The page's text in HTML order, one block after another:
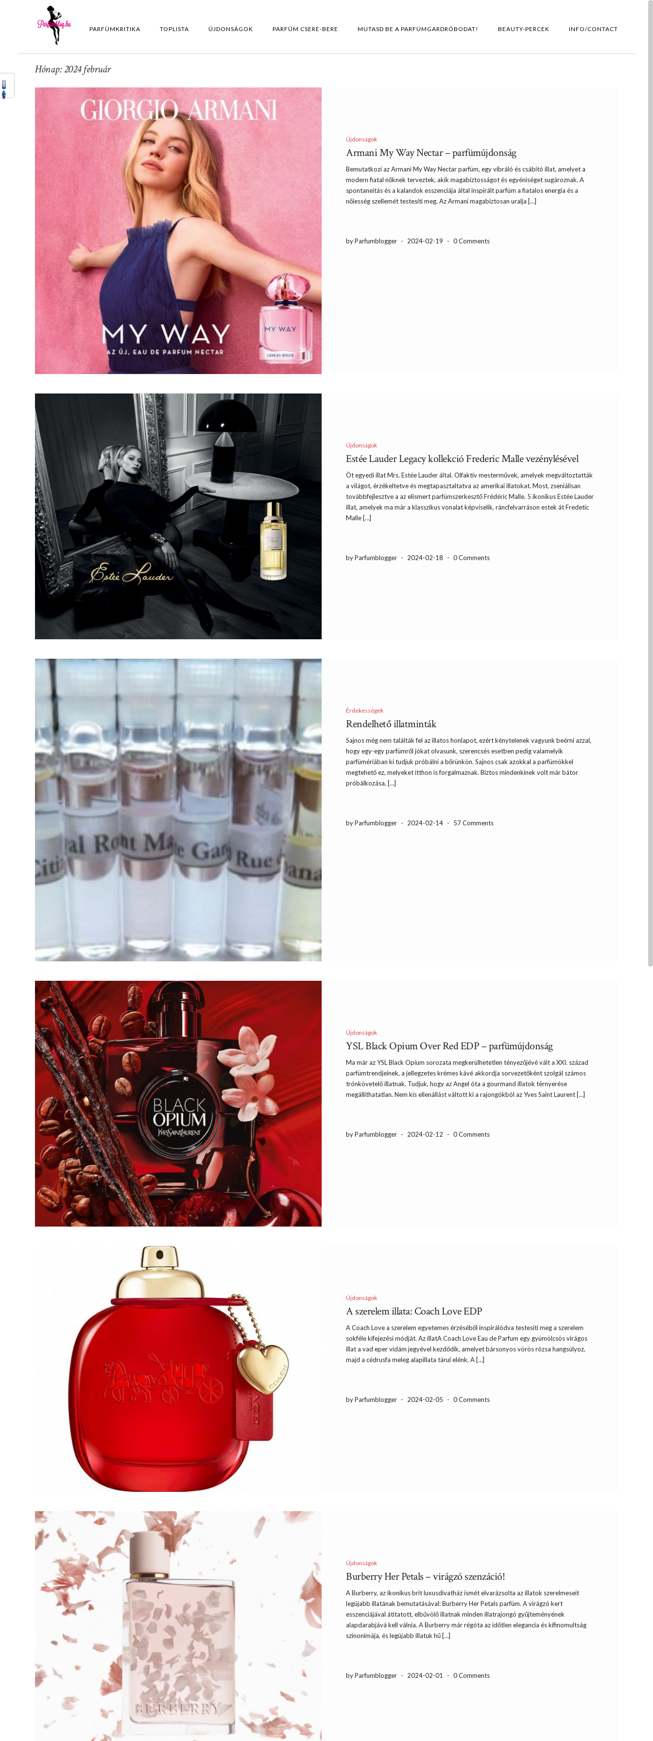
PARFÜMKRITIKA TOPLISTA ÚJDONSÁGOK PARFÜM CSERE-BERE MUTASD BE A PARFÜMGARDRÓBODAT! BEAUTY-PERCEK INFO/CONTACT
Hónap: 2024 február
Újdonságok
Armani My Way Nectar – parfümújdonság
Bemutatkozi az Armani My Way Nectar parfüm, egy vibráló és csábító illat, amelyet a
modern fiatal nőknek terveztek, akik magabiztosságot és egyéniséget sugároznak. A
spontaneitás és a kalandok esszenciája által inspirált parfüm a fiatalos energia és a
nőiesség szellemét testesíti meg. Az Armani magabiztosan uralja […]
by Parfumblogger - 2024-02-19 - 0 Comments
Újdonságok
Estée Lauder Legacy kollekció Frederic Malle vezénylésével
Öt egyedi illat Mrs. Estée Lauder által. Olfaktív mesterművek, amelyek megváltoztatták
a világot, érzékeltetve és megtapasztaltatva az amerikai illatokat. Most, zseniálisan
továbbfejlesztve a az elismert parfümszerkesztő Frédéric Malle. 5 ikonikus Estée Lauder
illat, amelyek ma már a klasszikus vonalat képviselik, ráncfelvarráson estek át Fredetic
Malle […]
by Parfumblogger - 2024-02-18 - 0 Comments
Érdekességek
Rendelhető illatminták
Sajnos még nem találták fel az illatos honlapot, ezért kénytelenek vagyunk beérni azzal,
hogy egy-egy parfümről jókat olvasunk, szerencsés esetben pedig valamelyik
parfümériában ki tudjuk próbálni a bőrünkön. Sajnos csak azokkal a parfümökkel
megtehető ez, melyeket itthon is forgalmaznak. Biztos mindenkinek volt már bátor
próbálkozása, […]
by Parfumblogger - 2024-02-14 - 57 Comments
Újdonságok
YSL Black Opium Over Red EDP – parfümújdonság
Ma már az YSL Black Opium sorozata megkerülhetetlen tényezőjévé vált a XXI. század
parfümtrendjeinek, a jellegzetes krémes kávé akkordja sorvezetőként szolgál számos
trónkövetelő illatnak. Tudjuk, hogy az Angel óta a gourmand illatok térnyerése
megállíthatatlan. Nem kis ellenállást váltott ki a rajongókból az Yves Saint Laurent […]
by Parfumblogger - 2024-02-12 - 0 Comments
Újdonságok
A szerelem illata: Coach Love EDP
A Coach Love a szerelem egyetemes érzéséből inspirálódva testesíti meg a szerelem
sokféle kifejezési módját. Az illatA Coach Love Eau de Parfum egy gyümölcsös virágos
illat a vad eper vidám jegyével kezdődik, amelyet bársonyos vörös rózsa hangsúlyoz,
majd a cédrusfa meleg alapillata tárul elénk. A […]
by Parfumblogger - 2024-02-05 - 0 Comments
Újdonságok
Burberry Her Petals – virágzó szenzáció!
A Burberry, az ikonikus brit luxusdivatház ismét elvarázsolta az illatok szerelmeseit
legújabb illatának bemutatásával: Burberry Her Petals parfüm. A virágzó kert
esszenciájával átitatott, elbűvölő illatnak minden illatrajongó gyűjteményének
alapdarabjává kell válnia. A Burberry már régóta az időtlen elegancia és kifinomultság
szinonimája, és legújabb illatuk hű […]
by Parfumblogger - 2024-02-01 - 0 Comments